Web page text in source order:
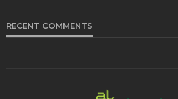
RECENT COMMENTS